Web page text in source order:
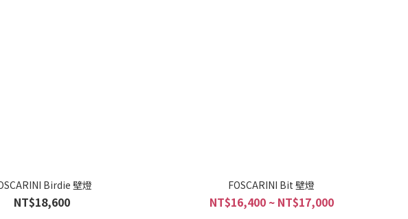
Birdie 壁燈
NT$18,600
FOSCARINI Bit 壁燈
NT$16,400 ~ NT$17,000